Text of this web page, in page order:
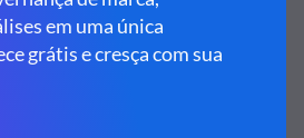
comunicação para